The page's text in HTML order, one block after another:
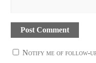
Notify me of follow-up